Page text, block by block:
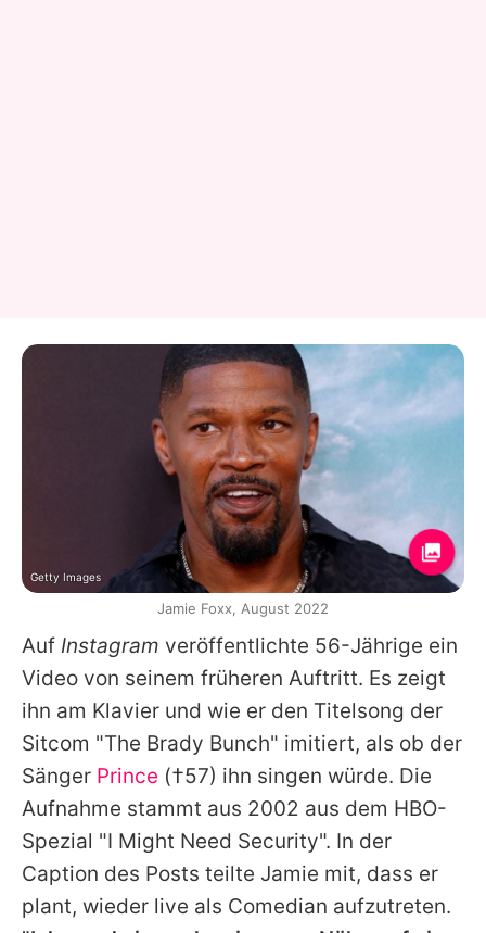
Auf Instagram veröffentlichte 56-Jährige ein
Video von seinem früheren Auftritt. Es zeigt
ihn am Klavier und wie er den Titelsong der
Sitcom "The Brady Bunch" imitiert, als ob der
Sänger Prince (†57) ihn singen würde. Die
Aufnahme stammt aus 2002 aus dem HBO-
Spezial "I Might Need Security". In der
Caption des Posts teilte Jamie mit, dass er
plant, wieder live als Comedian aufzutreten.
Getty Images
Jamie Foxx, August 2022